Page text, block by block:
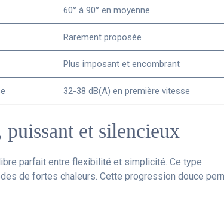
60° à 90° en moyenne
Rarement proposée
Plus imposant et encombrant
32-38 dB(A) en première vitesse
et silencieux
parfait entre flexibilité et simplicité. Ce type
de fortes chaleurs. Cette progression douce